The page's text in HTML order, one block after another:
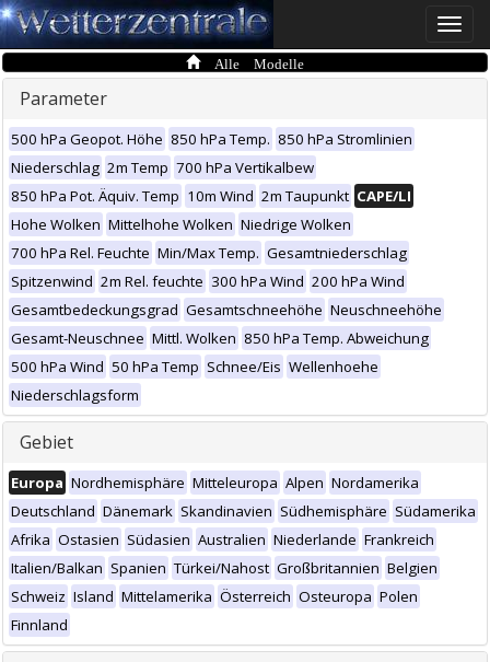
Toggle
Alle Modelle
Parameter
500 hPa Geopot. Höhe 850 hPa Temp. 850 hPa Stromlinien
Niederschlag 2m Temp 700 hPa Vertikalbew
850 hPa Pot. Äquiv. Temp 10m Wind 2m Taupunkt CAPE/LI
Hohe Wolken Mittelhohe Wolken Niedrige Wolken
700 hPa Rel. Feuchte Min/Max Temp. Gesamtniederschlag
Spitzenwind 2m Rel. feuchte 300 hPa Wind 200 hPa Wind
Gesamtbedeckungsgrad Gesamtschneehöhe Neuschneehöhe
Gesamt-Neuschnee Mittl. Wolken 850 hPa Temp. Abweichung
500 hPa Wind 50 hPa Temp Schnee/Eis Wellenhoehe
Niederschlagsform
Gebiet
Europa Nordhemisphäre Mitteleuropa Alpen Nordamerika
Deutschland Dänemark Skandinavien Südhemisphäre Südamerika
Afrika Ostasien Südasien Australien Niederlande Frankreich
Italien/Balkan Spanien Türkei/Nahost Großbritannien Belgien
Schweiz Island Mittelamerika Österreich Osteuropa Polen
Finnland